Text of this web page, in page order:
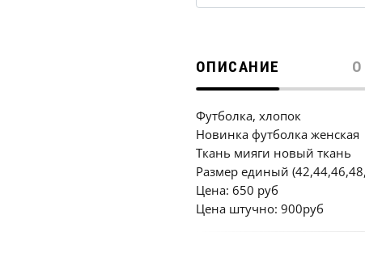
ОПИСАНИЕ
Футболка, хлопок
Новинка футболка женская
Ткань мияги новый ткань
Размер единый
Цена: 650 руб
Цена штучно: 900руб